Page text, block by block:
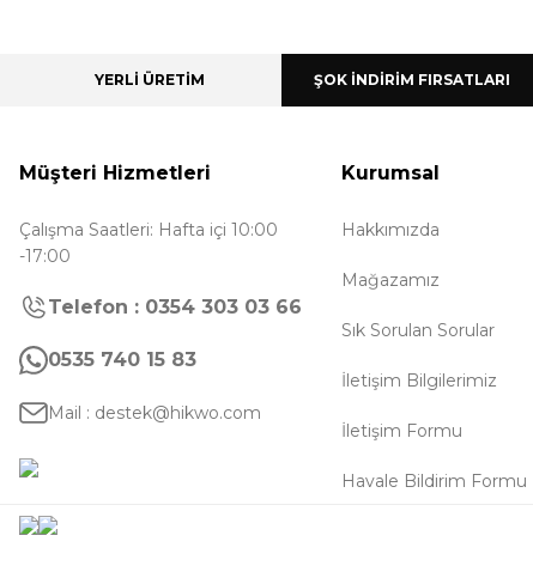
YERLİ ÜRETİM ŞOK İNDİRİM FIRSATLARI
Müşteri Hizmetleri
Çalışma Saatleri: Hafta içi 10:00
-17:00
Telefon : 0354 303 03 66
0535 740 15 83
Mail : destek@hikwo.com
Kurumsal
Hakkımızda
Mağazamız
Sık Sorulan Sorular
İletişim Bilgilerimiz
İletişim Formu
Havale Bildirim Formu